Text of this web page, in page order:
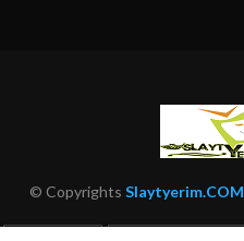
© Copyrights Slaytyerim.COM